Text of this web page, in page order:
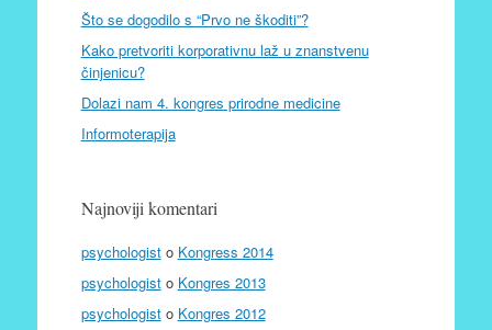
Što se dogodilo s “Prvo ne škoditi”?
Kako pretvoriti korporativnu laž u znanstvenu
činjenicu?
Dolazi nam 4. kongres prirodne medicine
Informoterapija
Najnoviji komentari
psychologisto Kongress 2014
psychologisto Kongres 2013
psychologisto Kongres 2012